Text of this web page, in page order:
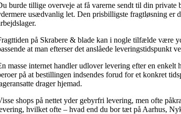
burde tillige overveje at få varerne sendt til din
usædvanlig let. Den prisbilligste fragtløsning er
på Skrabere & blade kan i nogle tilfælde være
at man efterser det anslåede leveringstidspunkt
masse internet handler udlover levering efter en
på at bestillingen indsendes forud for et konkret
drager hjemad.
shops på nettet yder gebyrfri levering, men ofte
hvilket ofte – hvad end du bor tæt på Aarhus,